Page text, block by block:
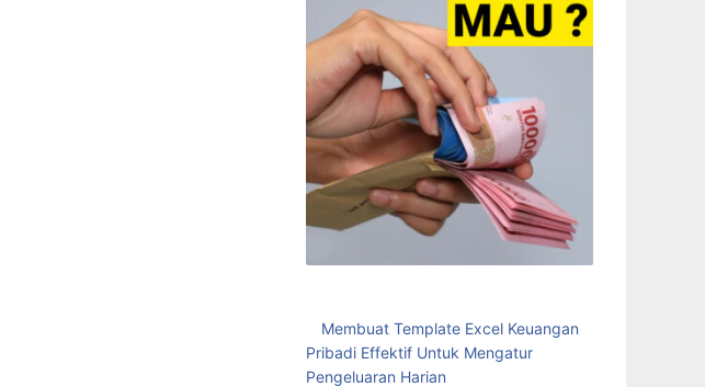
Membuat Template Excel Keuangan
Pribadi Effektif Untuk Mengatur
Pengeluaran Harian